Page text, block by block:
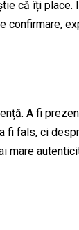
că îți place.
confirmare,
A fi
fi fals, ci
mare